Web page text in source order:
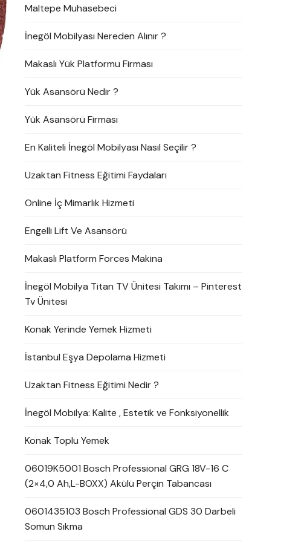
Maltepe Muhasebeci
İnegöl Mobilyası Nereden Alınır ?
Makaslı Yük Platformu Firması
Yük Asansörü Nedir ?
Yük Asansörü Firması
En Kaliteli İnegöl Mobilyası Nasıl Seçilir ?
Uzaktan Fitness Eğitimi Faydaları
Online İç Mimarlık Hizmeti
Engelli Lift Ve Asansörü
Makaslı Platform Forces Makina
İnegöl Mobilya Titan TV Ünitesi Takımı – Pinterest
Tv Ünitesi
Konak Yerinde Yemek Hizmeti
İstanbul Eşya Depolama Hizmeti
Uzaktan Fitness Eğitimi Nedir ?
İnegöl Mobilya: Kalite , Estetik ve Fonksiyonellik
Konak Toplu Yemek
06019K5001 Bosch Professional GRG 18V-16 C
(2×4,0 Ah,L-BOXX) Akülü Perçin Tabancası
0601435103 Bosch Professional GDS 30 Darbeli
Somun Sıkma